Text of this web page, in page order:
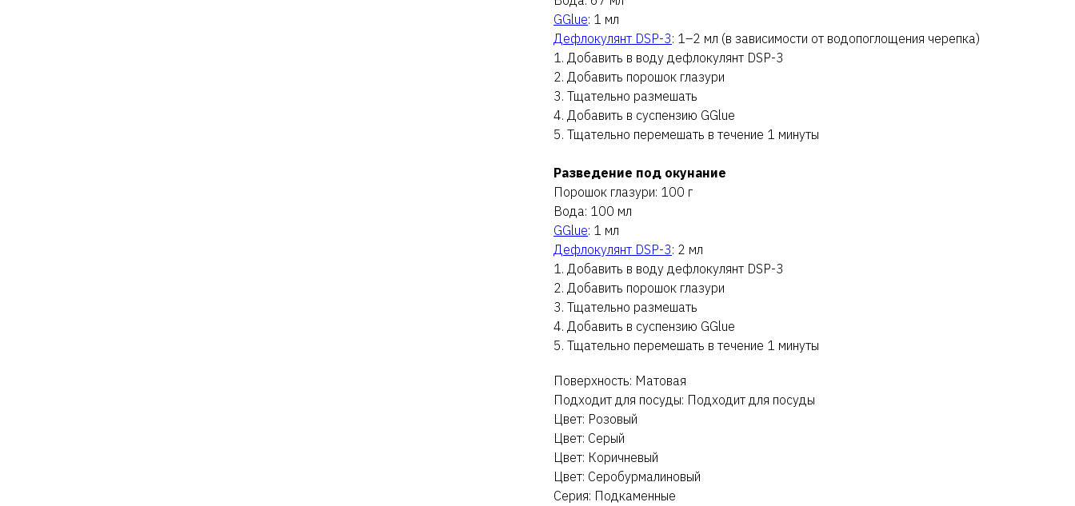
GGlue: 1 мл
Дефлокулянт DSP-3: 1–2 мл (в зависимости от водопоглощения черепка)
1. Добавить в воду дефлокулянт DSP-3
2. Добавить порошок глазури
3. Тщательно размешать
4. Добавить в суспензию GGlue
5. Тщательно перемешать в течение 1 минуты
Разведение под окунание
Порошок глазури: 100 г
Вода: 100 мл
GGlue: 1 мл
Дефлокулянт DSP-3: 2 мл
1. Добавить в воду дефлокулянт DSP-3
2. Добавить порошок глазури
3. Тщательно размешать
4. Добавить в суспензию GGlue
5. Тщательно перемешать в течение 1 минуты
Поверхность: Матовая
Подходит для посуды: Подходит для посуды
Цвет: Розовый
Цвет: Серый
Цвет: Коричневый
Цвет: Серобурмалиновый
Серия: Подкаменные